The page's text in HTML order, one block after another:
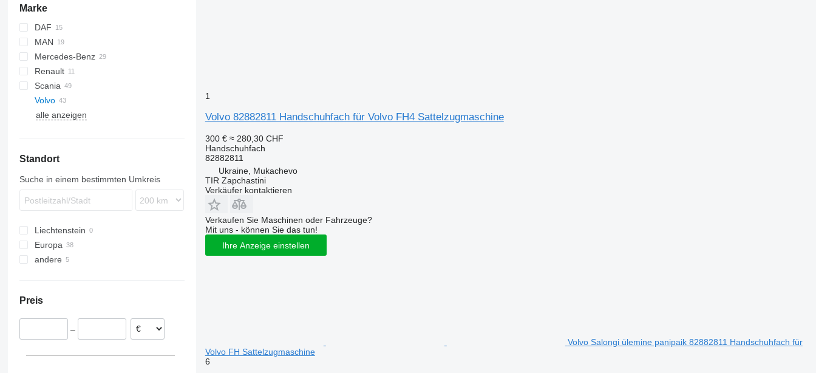
Marke
DAF
CF
XF
Stralis
Trakker
MAN
TGA
TGL
TGM
TGS
TGX
Mercedes-Benz
Actros
Antos
Arocs
Axor
Renault
Midlum
Premium
Scania
R-series
Volvo
FH
VNL
alle anzeigen
Standort
Suche in einem bestimmten Umkreis
Liechtenstein
Europa
Estland
Italien
andere
Preis
–
1
Volvo 82882811 Handschuhfach für Volvo FH4 Sattelzugmaschine
300 € ≈ 280,30 CHF
Handschuhfach
82882811
Ukraine, Mukachevo
TIR Zapchastini
Verkäufer kontaktieren
Verkaufen Sie Maschinen oder Fahrzeuge?
Mit uns - können Sie das tun!
Ihre Anzeige einstellen
Volvo Salongi ülemine panipaik 82882811 Handschuhfach für
Volvo FH Sattelzugmaschine
6